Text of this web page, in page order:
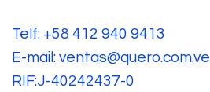
Telf: +58 412 940 9413
E-mail: ventas@quero.com.ve
RIF:J-40242437-0